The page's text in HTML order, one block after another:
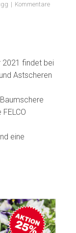
Kommentare
2021 findet bei
Astscheren
eine